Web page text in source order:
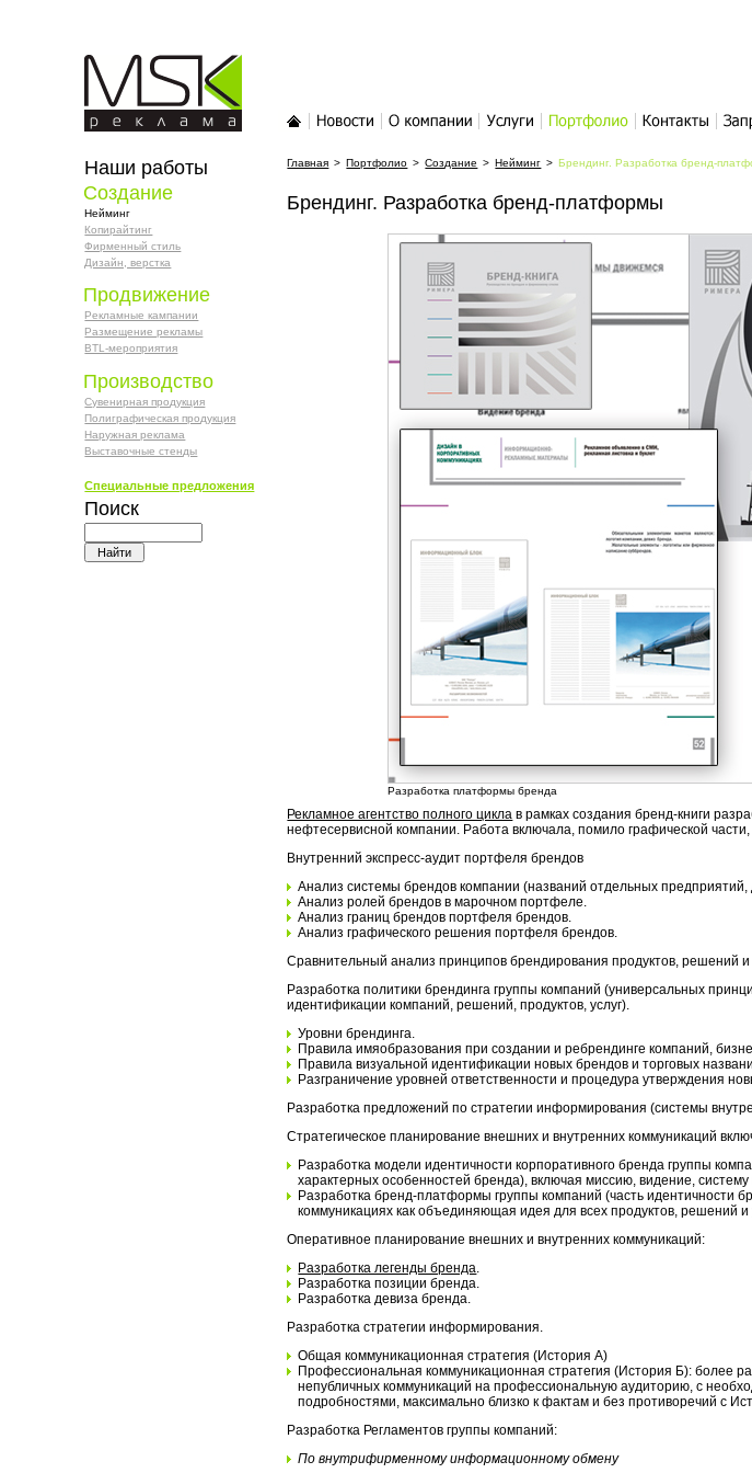
MSK-реклама
Главная > Портфолио > Создание > Нейминг > Брендинг. Разработка бренд-
Брендинг. Разработка бренд-платформы
Разработка платформы бренда
Рекламное агентство полного цикла в рамках создания бренд-книги
нефтесервисной компании. Работа включала, помило графической
Внутренний экспресс-аудит портфеля брендов
Анализ системы брендов компании (названий отдельных предприятий,
Анализ ролей брендов в марочном портфеле.
Анализ границ брендов портфеля брендов.
Анализ графического решения портфеля брендов.
Сравнительный анализ принципов брендирования продуктов, решений
Разработка политики брендинга группы компаний (универсальных
идентификации компаний, решений, продуктов, услуг).
Уровни брендинга.
Правила имяобразования при создании и ребрендинге компаний,
Правила визуальной идентификации новых брендов и торговых
Разграничение уровней ответственности и процедура утверждения
Разработка предложений по стратегии информирования (системы
Стратегическое планирование внешних и внутренних коммуникаций
Разработка модели идентичности корпоративного бренда группы
характерных особенностей бренда), включая миссию, видение,
Разработка бренд-платформы группы компаний (часть идентичности
коммуникациях как объединяющая идея для всех продуктов, решений и
Оперативное планирование внешних и внутренних коммуникаций:
Разработка легенды бренда.
Разработка позиции бренда.
Разработка девиза бренда.
Разработка стратегии информирования.
Общая коммуникационная стратегия (История А)
Профессиональная коммуникационная стратегия (История Б): более
непубличных коммуникаций на профессиональную аудиторию, с
подробностями, максимально близко к фактам и без противоречий с
Разработка Регламентов группы компаний:
По внутрифирменному информационному обмену
Наши работы
Создание
Нейминг
Копирайтинг
Фирменный стиль
Дизайн, верстка
Продвижение
Рекламные кампании
Размещение рекламы
BTL-мероприятия
Производство
Сувенирная продукция
Полиграфическая продукция
Наружная реклама
Выставочные стенды
Специальные предложения
Поиск